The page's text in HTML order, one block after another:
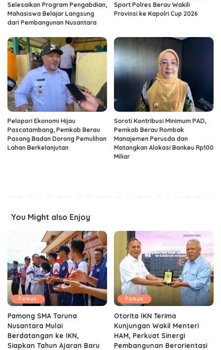
Selesaikan Program Pengabdian,
Mahasiswa Belajar Langsung
dari Pembangunan Nusantara
Sport Polres Berau Wakili
Provinsi ke Kapolri Cup 2026
Pelopori Ekonomi Hijau
Pascatambang, Pemkab Berau
Pasang Badan Dorong Pemulihan
Lahan Berkelanjutan
Soroti Kontribusi Minimum PAD,
Pemkab Berau Rombak
Manajemen Perusda dan
Matangkan Alokasi Bankeu Rp100
Miliar
You Might also Enjoy
Fokus
Pamong SMA Taruna
Nusantara Mulai
Berdatangan ke IKN,
Siapkan Tahun Ajaran Baru
Fokus
Otorita IKN Terima
Kunjungan Wakil Menteri
HAM, Perkuat Sinergi
Pembangunan Berorientasi